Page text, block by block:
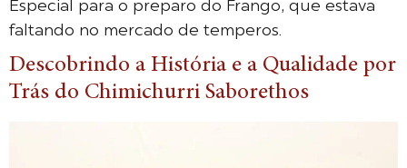
Especial para o preparo do Frango, que estava
faltando no mercado de temperos.
Descobrindo a História e a Qualidade por
Trás do Chimichurri Saborethos